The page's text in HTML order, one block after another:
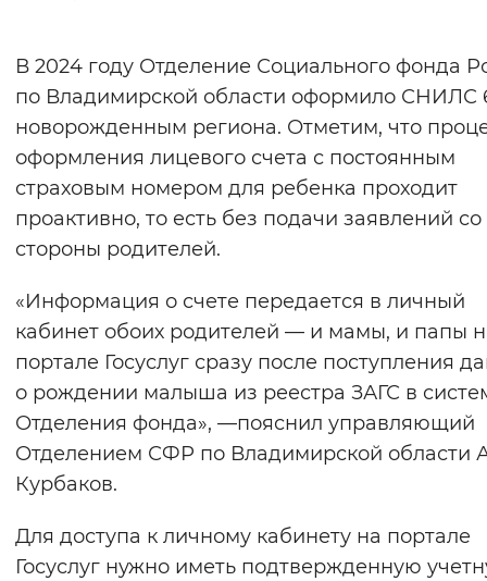
Цвет сайта
Синий фон
Включены Выключены
Воспроизвести Остановить
В 2024 году Отделение Социального фонда
по Владимирской области оформило СНИЛС
новорожденным региона. Отметим, что
оформления лицевого счета с постоянным
страховым номером для ребенка проходит
проактивно, то есть без подачи заявлений со
стороны родителей.
«Информация о счете передается в личный
кабинет обоих родителей — и мамы, и папы
портале Госуслуг сразу после поступления
о рождении малыша из реестра ЗАГС в
Отделения фонда», —пояснил управляющий
Отделением СФР по Владимирской области
Курбаков.
Для доступа к личному кабинету на портале
Госуслуг нужно иметь подтвержденную